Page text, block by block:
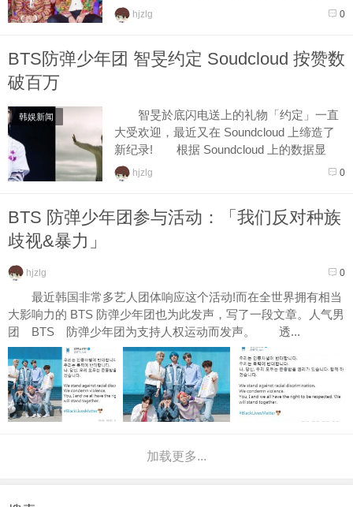
Minaj 合作的 “IDOL” MV 观看次数跨越了... 0
hjzlg
BTS防弹少年团 智旻约定 Soudcloud 按赞数
破百万
韩娱新闻
智旻於底闪电送上的礼物「约定」一直
大受欢迎，最近又在 Soundcloud 上缔造了
新纪录! 根据 Soundcloud 上的数据显
示，智旻的「约定」在 5 日时已经获得超过
100 万人按...
0
hjzlg
BTS 防弹少年团参与活动：「我们反对种族
歧视&暴力」
0
hjzlg
最近韩国非常多艺人团体响应这个活动!而在全世界拥有相当
大影响力的 BTS 防弹少年团也为此发声，写了一段文章。人气男
团 BTS 防弹少年团为支持人权运动而发声。 透...
加载更多...